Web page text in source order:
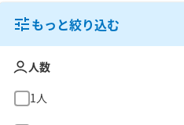
もっと絞り込む
人数
1人